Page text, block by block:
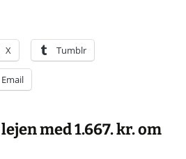
X Tumblr
Email
med 1.667. kr. om